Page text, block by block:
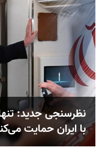
نظرسنجی جدید:
با ایران حمایت